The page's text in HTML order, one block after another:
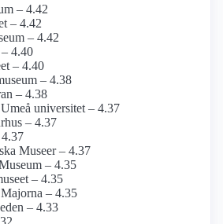
– 4.42
– 4.42
– 4.42
4.40
– 4.40
– 4.38
– 4.38
universitet – 4.37
– 4.37
Museer – 4.37
– 4.35
– 4.35
– 4.35
– 4.33